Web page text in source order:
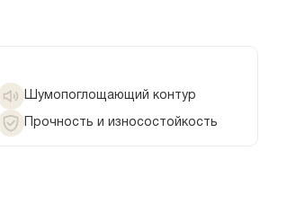
Шумопоглощающий контур
Прочность и износостойкость